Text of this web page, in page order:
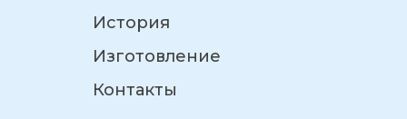
История
Изготовление
Контакты